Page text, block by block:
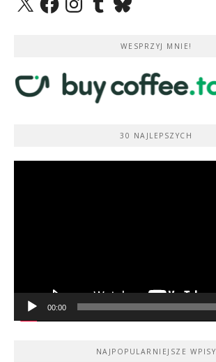
WESPRZYJ MNIE!
30 NAJLEPSZYCH
00:00
NAJPOPULARNIEJSZE WPISY